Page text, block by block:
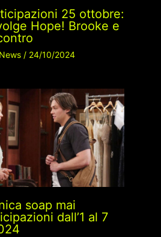
25 ottobre:
Hope! Brooke e
News/ 24/10/2024
soap mai
dall’1 al 7